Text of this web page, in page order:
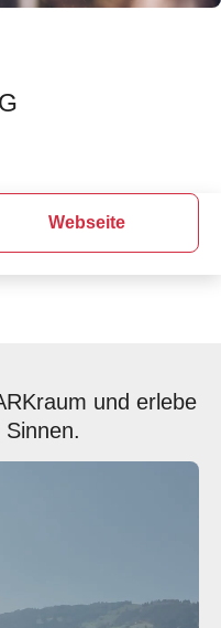
Webseite
und erlebe